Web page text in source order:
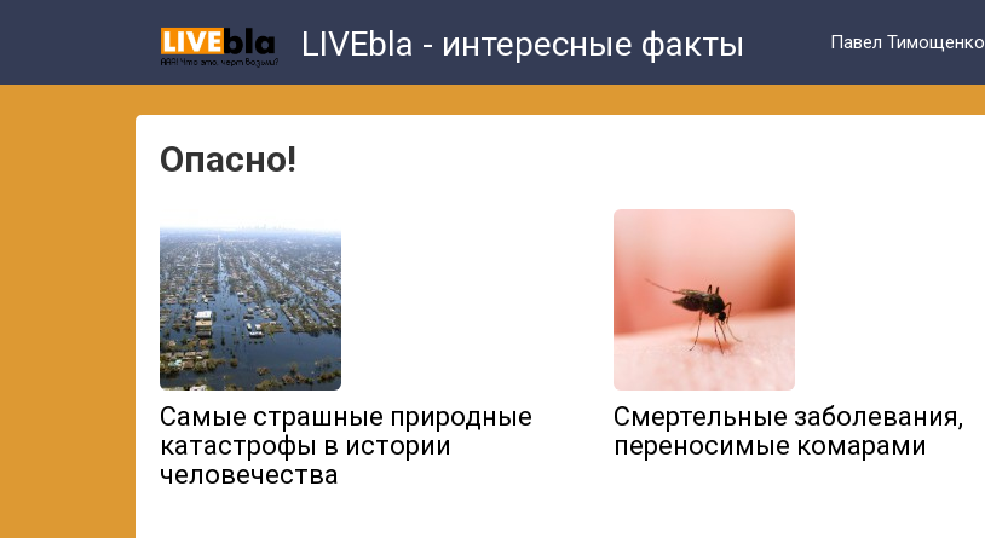
LIVEbla - интересные факты Павел
Опасно!
Самые страшные природные
катастрофы в истории
человечества
Смертельные заболевания,
переносимые комарами